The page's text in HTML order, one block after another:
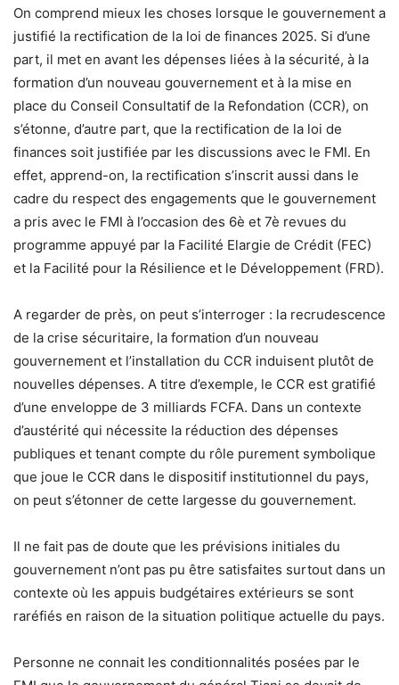
On comprend mieux les choses lorsque le gouvernement a
justifié la rectification de la loi de finances 2025. Si d’une
part, il met en avant les dépenses liées à la sécurité, à la
formation d’un nouveau gouvernement et à la mise en
place du Conseil Consultatif de la Refondation (CCR), on
s’étonne, d’autre part, que la rectification de la loi de
finances soit justifiée par les discussions avec le FMI. En
effet, apprend-on, la rectification s’inscrit aussi dans le
cadre du respect des engagements que le gouvernement
a pris avec le FMI à l’occasion des 6è et 7è revues du
programme appuyé par la Facilité Elargie de Crédit (FEC)
et la Facilité pour la Résilience et le Développement (FRD).
A regarder de près, on peut s’interroger : la recrudescence
de la crise sécuritaire, la formation d’un nouveau
gouvernement et l’installation du CCR induisent plutôt de
nouvelles dépenses. A titre d’exemple, le CCR est gratifié
d’une enveloppe de 3 milliards FCFA. Dans un contexte
d’austérité qui nécessite la réduction des dépenses
publiques et tenant compte du rôle purement symbolique
que joue le CCR dans le dispositif institutionnel du pays,
on peut s’étonner de cette largesse du gouvernement.
Il ne fait pas de doute que les prévisions initiales du
gouvernement n’ont pas pu être satisfaites surtout dans un
contexte où les appuis budgétaires extérieurs se sont
raréfiés en raison de la situation politique actuelle du pays.
Personne ne connait les conditionnalités posées par le